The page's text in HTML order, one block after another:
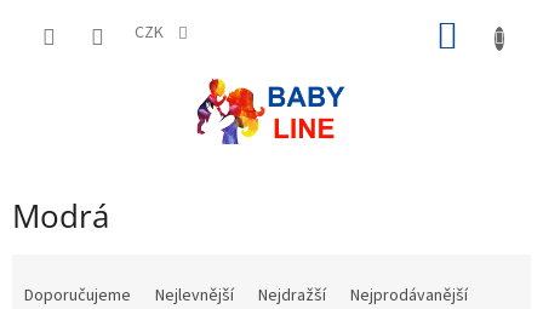
CZK
Modrá
Doporučujeme Nejlevnější Nejdražší
Nejprodávanější